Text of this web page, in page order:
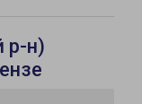
р-н)